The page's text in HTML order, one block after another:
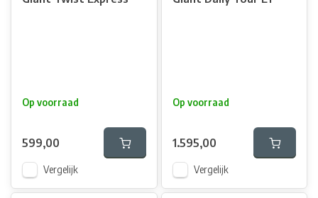
Op voorraad
599,00
Vergelijk
Op voorraad
1.595,00
Vergelijk